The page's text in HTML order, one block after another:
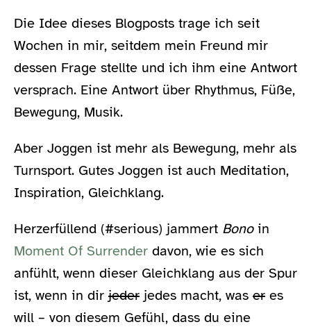
Die Idee dieses Blogposts trage ich seit
Wochen in mir, seitdem mein Freund mir
dessen Frage stellte und ich ihm eine Antwort
versprach. Eine Antwort über Rhythmus, Füße,
Bewegung, Musik.
Aber Joggen ist mehr als Bewegung, mehr als
Turnsport. Gutes Joggen ist auch Meditation,
Inspiration, Gleichklang.
Herzerfüllend (#serious) jammert Bonoin
Moment Of Surrender davon, wie es sich
anfühlt, wenn dieser Gleichklang aus der Spur
ist, wenn in dir jeder jedes macht, was er es
will – von diesem Gefühl, dass du eine